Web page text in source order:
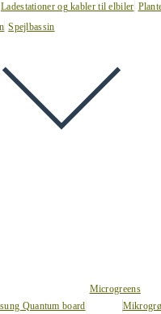
Ladestationer og kabler til elbiler
Spejlbassin
Quantum board
Microgreens